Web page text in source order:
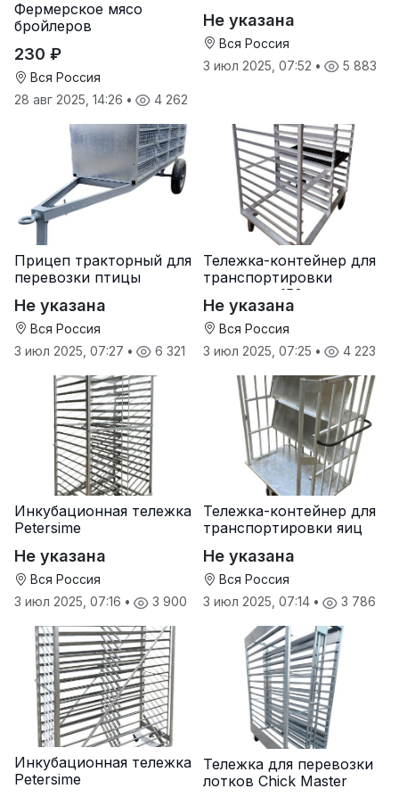
Фермерское мясо
бройлеров
230 ₽
Вся Россия
28 авг 2025, 14:26 • 4 262
Не указана
Вся Россия
3 июл 2025, 07:52 • 5 883
Прицеп тракторный для
перевозки птицы
Не указана
Вся Россия
3 июл 2025, 07:27 • 6 321
Тележка-контейнер для
транспортировки
лотков на 150 яиц
Не указана
Вся Россия
3 июл 2025, 07:25 • 4 223
Инкубационная тележка
Petersime
Не указана
Вся Россия
3 июл 2025, 07:16 • 3 900
Тележка-контейнер для
транспортировки яиц
Не указана
Вся Россия
3 июл 2025, 07:14 • 3 786
Инкубационная тележка
Petersime
Тележка для перевозки
лотков Chick Master